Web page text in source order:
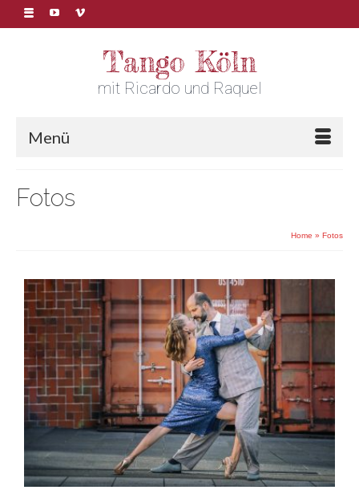
Tango Köln
mit Ricardo und Raquel
Menü
Fotos
Home » Fotos